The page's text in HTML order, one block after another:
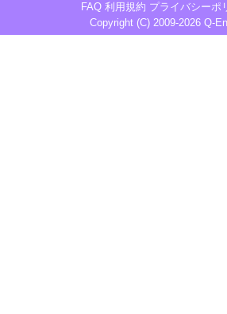
FAQ 利用規約 プライバシーポ
Copyright (C) 2009-2026 Q-